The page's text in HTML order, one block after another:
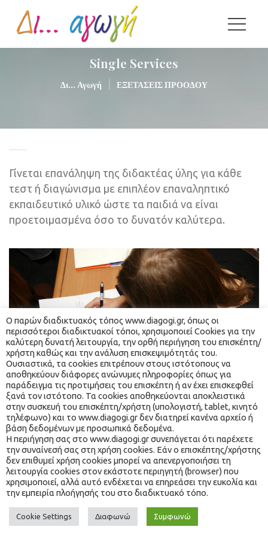
Single Service
Δι... Αγωγή ΕΞΕΤΑΣΕΙΣ ΠΡΟΟΔΟΥ
Γίνεται επανάληψη της διδακτέας ύλης για κάθε
τεστ ή διαγώνισμα με επιπλέον επαναληπτικό
εκπαιδευτικό υλικό ώστε τα παιδιά να είναι
προετοιμασμένα όσο το δυνατόν καλύτερα.
® 2021 ΔΙ… ΑΓΩΓΉ. ALL RIGHTS RESERVED. WEBSITE MADE
BY WEBKEY
Ο παρών διαδικτυακός τόπος www.diagogi.gr, όπως οι
περισσότεροι διαδικτυακοί τόποι, χρησιμοποιεί Cookies για την
καλύτερη δυνατή λειτουργία, την ορθή περιήγηση του επισκέπτη/
χρήστη καθώς και την ανάλυση επισκεψιμότητάς του.
Ουσιαστικά, τα cookies επιτρέπουν στους ιστότοπους να
αποθηκεύουν διάφορες ανώνυμες πληροφορίες όπως για
παράδειγμα τις προτιμήσεις του επισκέπτη ή αν έχει επισκεφθεί
ξανά τον ιστότοπο. Τα cookies αποθηκεύονται αποκλειστικά
στην συσκευή του επισκέπτη/χρήστη (υπολογιστή, tablet, κινητό
τηλέφωνο) και το www.diagogi.gr δεν διατηρεί κανένα αρχείο ή
βάση δεδομένων με προσωπικά δεδομένα.
Η περιήγηση σας στο www.diagogi.gr συνεπάγεται ότι παρέχετε
την συναίνεσή σας στη χρήση cookies. Εάν ο επισκέπτης/χρήστης
δεν επιθυμεί χρήση cookies μπορεί να απενεργοποιήσει τη
λειτουργία cookies στον εκάστοτε περιηγητή (browser) που
χρησιμοποιεί, αλλά αυτό ενδέχεται να επηρεάσει την ευκολία και
την εμπειρία πλοήγησής του στο διαδικτυακό τόπο.
Cookie Setting Διαφωνώ Συμφωνώ